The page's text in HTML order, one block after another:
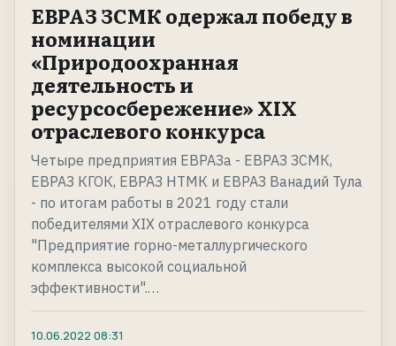
ЕВРАЗ ЗСМК одержал победу в
номинации
«Природоохранная
деятельность и
ресурсосбережение» XIX
отраслевого конкурса
Четыре предприятия ЕВРАЗа - ЕВРАЗ ЗСМК,
ЕВРАЗ КГОК, ЕВРАЗ НТМК и ЕВРАЗ Ванадий Тула
- по итогам работы в 2021 году стали
победителями XIX отраслевого конкурса
"Предприятие горно-металлургического
комплекса высокой социальной
эффективности".…
10.06.2022 08:31